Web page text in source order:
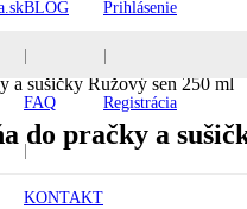
BLOG
|
FAQ
|
KONTAKT
Prihlásenie
|
Registrácia
a sušičky Ružový sen 250 ml
do pračky a